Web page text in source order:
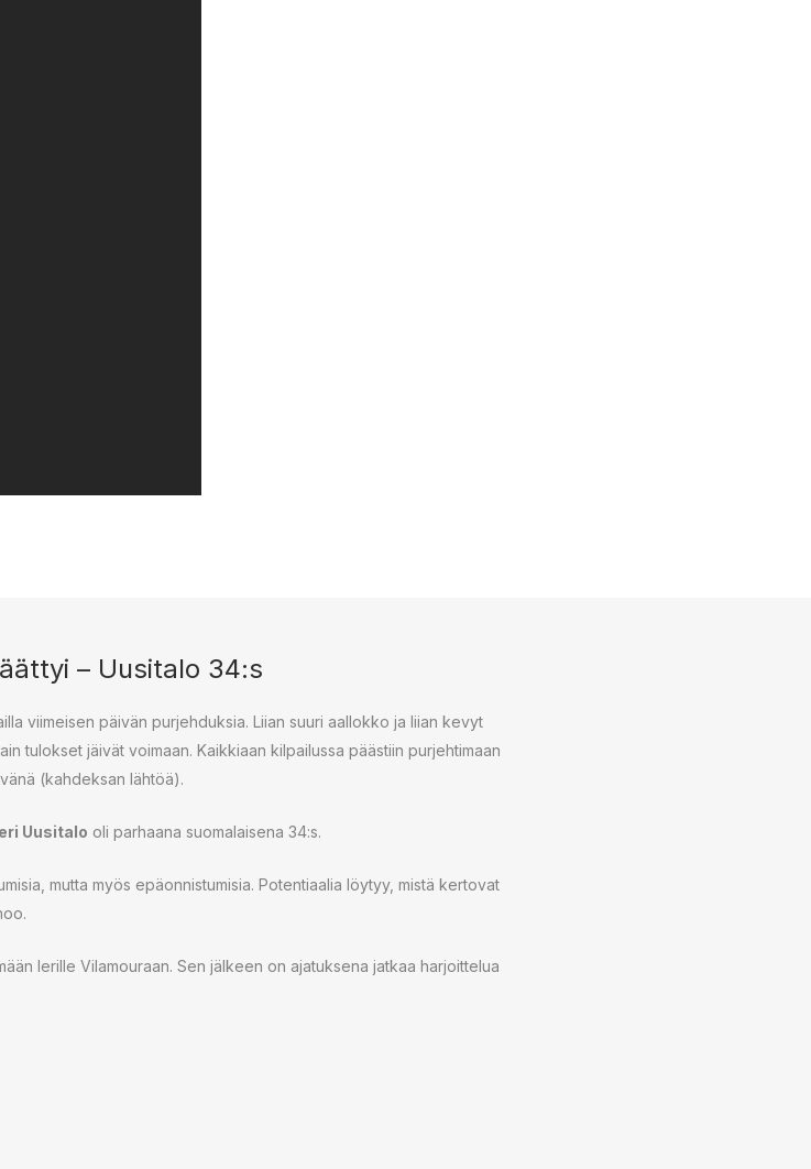
– Uusitalo 34:s
viimeisen päivän purjehduksia. Liian suuri aallokko ja liian kevyt
tulokset jäivät voimaan. Kaikkiaan kilpailussa päästiin purjehtimaan
(kahdeksan lähtöä).
Uusitalo oli parhaana suomalaisena 34:s.
mutta myös epäonnistumisia. Potentiaalia löytyy, mistä kertovat
lerille Vilamouraan. Sen jälkeen on ajatuksena jatkaa harjoittelua